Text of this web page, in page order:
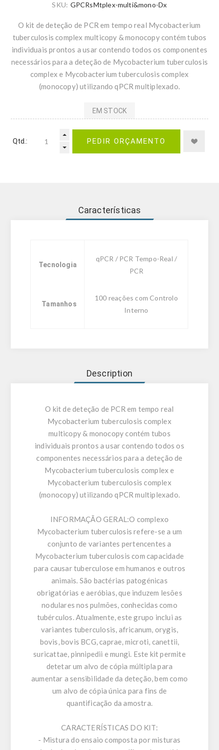
SKU: GPCRsMtplex-multi&mono-Dx
O kit de deteção de PCR em tempo real Mycobacterium
tuberculosis complex multicopy & monocopy contém tubos
individuais prontos a usar contendo todos os componentes
necessários para a deteção de Mycobacterium tuberculosis
complex e Mycobacterium tuberculosis complex
(monocopy) utilizando qPCR multiplexado.
EM STOCK
Qtd.: PEDIR ORÇAMENTO
Características
Tecnologia
qPCR / PCR Tempo-Real /
PCR
Tamanhos
100 reações com Controlo
Interno
Description
O kit de deteção de PCR em tempo real
Mycobacterium tuberculosis complex
multicopy & monocopy contém tubos
individuais prontos a usar contendo todos os
componentes necessários para a deteção de
Mycobacterium tuberculosis complex e
Mycobacterium tuberculosis complex
(monocopy) utilizando qPCR multiplexado.
INFORMAÇÃO GERAL:O complexo
Mycobacterium tuberculosis refere-se a um
conjunto de variantes pertencentes a
Mycobacterium tuberculosis com capacidade
para causar tuberculose em humanos e outros
animais. São bactérias patogénicas
obrigatórias e aeróbias, que induzem lesões
nodulares nos pulmões, conhecidas como
tubérculos. Atualmente, este grupo inclui as
variantes tuberculosis, africanum, orygis,
bovis, bovis BCG, caprae, microti, canettii,
suricattae, pinnipedii e mungi. Este kit permite
detetar um alvo de cópia múltipla para
aumentar a sensibilidade da deteção, bem como
um alvo de cópia única para fins de
quantificação da amostra.
CARACTERÍSTICAS DO KIT:
- Mistura do ensaio composta por misturas